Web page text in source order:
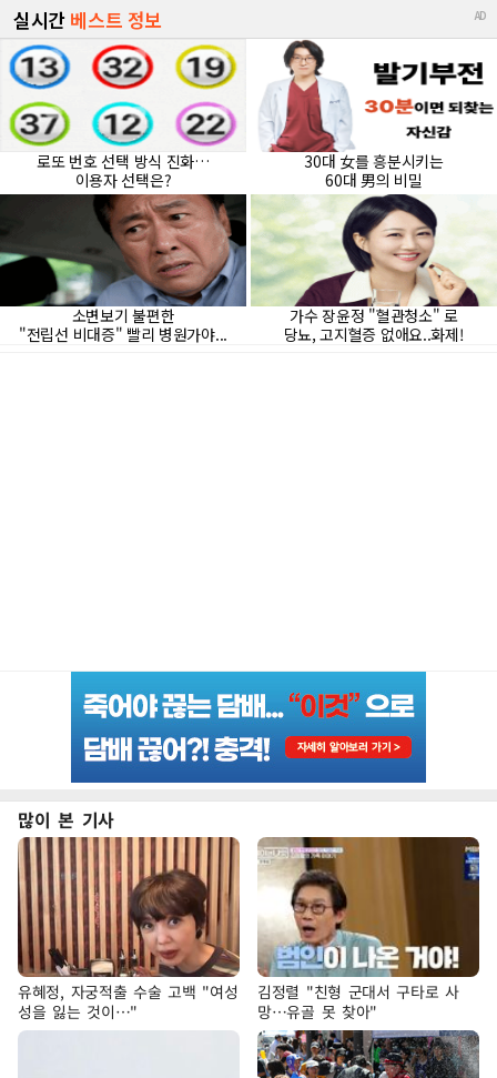
많이 본 기사
유혜정, 자궁적출 수술 고백 "여성
성을 잃는 것이…"
김정렬 "친형 군대서 구타로 사
망…유골 못 찾아"